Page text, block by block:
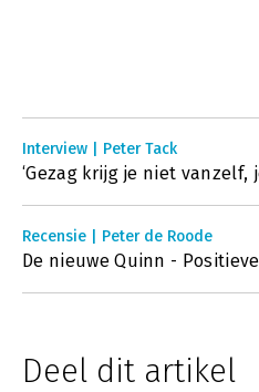
Interview | Peter Tack
‘Gezag krijg je niet vanzelf,
Recensie | Peter de Roode
De nieuwe Quinn -
Deel dit artikel